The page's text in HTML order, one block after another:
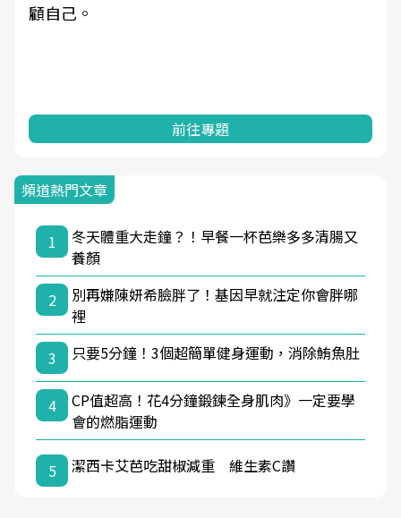
顧自己。
前往專題
頻道熱門文章
1
冬天體重大走鐘？！早餐一杯芭樂多多清腸又
養顏
2
別再嫌陳妍希臉胖了！基因早就注定你會胖哪
裡
3
只要5分鐘！3個超簡單健身運動，消除鮪魚肚
4
CP值超高！花4分鐘鍛鍊全身肌肉》一定要學
會的燃脂運動
5 潔西卡艾芭吃甜椒減重 維生素C讚